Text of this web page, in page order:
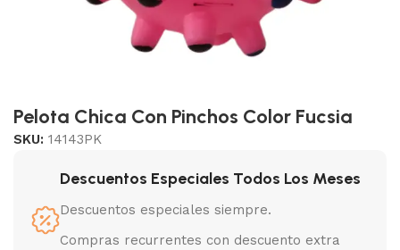
Pelota Chica Con Pinchos Color Fucsia
SKU: 14143PK
Descuentos Especiales Todos Los Meses
Descuentos especiales siempre.
Compras recurrentes con descuento extra